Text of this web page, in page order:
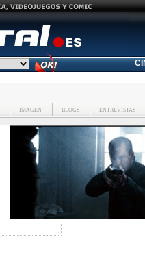
IMAGEN BLOGS ENTREVISTAS